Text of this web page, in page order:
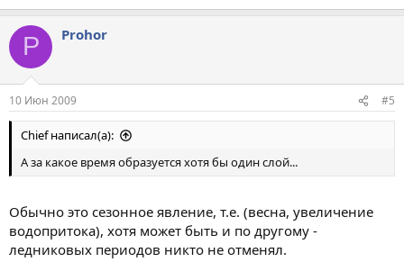
P Prohor
10 Июн 2009 #5
Chief написал(а):
А за какое время образуется хотя бы один слой...
Обычно это сезонное явление, т.е. (весна, увеличение
водопритока), хотя может быть и по другому -
ледниковых периодов никто не отменял.